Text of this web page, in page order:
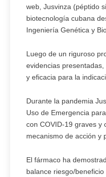
web, Jusvinza (péptido
biotecnología cubana
Ingeniería Genética y
Luego de un riguroso
evidencias
y eficacia para la
Durante la pandemia
Uso de Emergencia
con COVID-19 graves y
mecanismo de acción y
El fármaco ha
balance riesgo/